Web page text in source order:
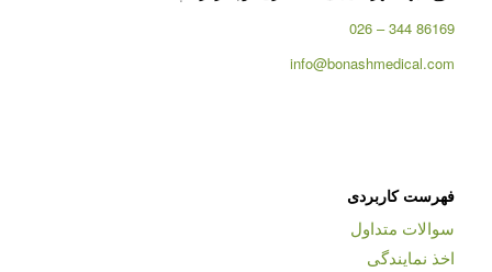
86169 344 – 026
info@bonashmedical.com
فهرست کاربردی
سوالات متداول
اخذ نمایندگی